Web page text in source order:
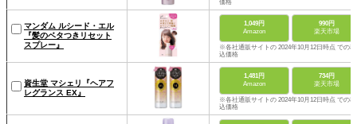
価格
マンダム ルシード・エル
『髪のベタつきリセット
スプレー』
1,049円
Amazon
990円
楽天市場
※各社通販サイトの 2024年10月12日時点 での税
込価格
資生堂 マシェリ『ヘアフ
レグランス EX』
1,481円
Amazon
734円
楽天市場
※各社通販サイトの 2024年10月12日時点 での税
込価格